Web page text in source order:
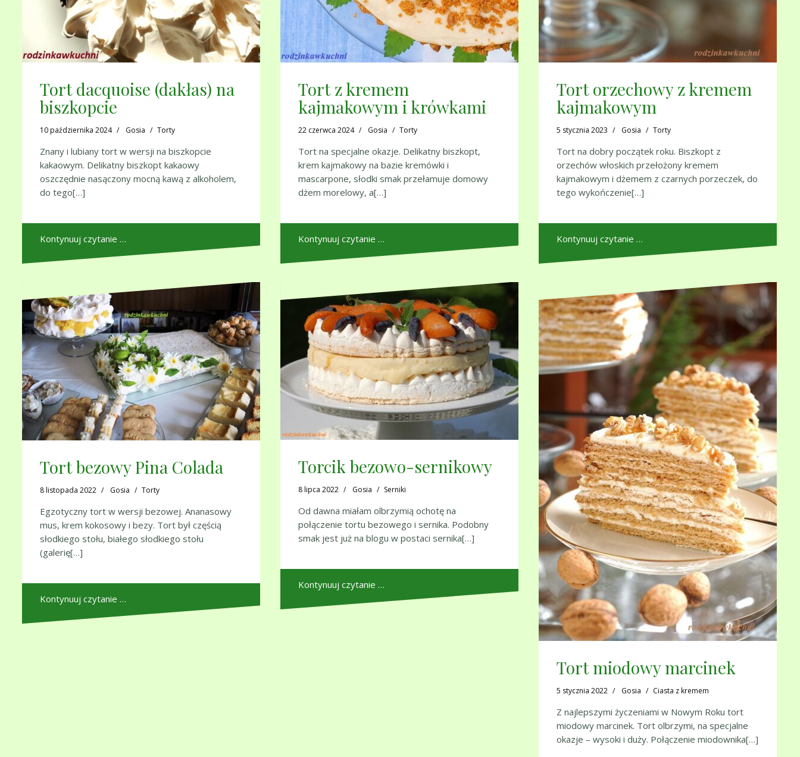
Tort dacquoise (dakłas) na
biszkopcie
10 października 2024 Gosia Torty
Znany i lubiany tort w wersji na biszkopcie
kakaowym. Delikatny biszkopt kakaowy
oszczędnie nasączony mocną kawą z alkoholem,
do tego[…]
Kontynuuj czytanie …
Tort z kremem
kajmakowym i krówkami
22 czerwca 2024 Gosia Torty
Tort na specjalne okazje. Delikatny biszkopt,
krem kajmakowy na bazie kremówki i
mascarpone, słodki smak przełamuje domowy
dżem morelowy, a[…]
Kontynuuj czytanie …
Tort orzechowy z kremem
kajmakowym
5 stycznia 2023 Gosia Torty
Tort na dobry początek roku. Biszkopt z
orzechów włoskich przełożony kremem
kajmakowym i dżemem z czarnych porzeczek, do
tego wykończenie[…]
Kontynuuj czytanie …
Tort bezowy Pina Colada
8 listopada 2022 Gosia Torty
Egzotyczny tort w wersji bezowej. Ananasowy
mus, krem kokosowy i bezy. Tort był częścią
słodkiego stołu, białego słodkiego stołu
(galerię[…]
Kontynuuj czytanie …
Torcik bezowo-sernikowy
8 lipca 2022 Gosia Serniki
Od dawna miałam olbrzymią ochotę na
połączenie tortu bezowego i sernika. Podobny
smak jest już na blogu w postaci sernika[…]
Kontynuuj czytanie …
Tort miodowy marcinek
5 stycznia 2022 Gosia Ciasta z kremem
Z najlepszymi życzeniami w Nowym Roku tort
miodowy marcinek. Tort olbrzymi, na specjalne
okazje – wysoki i duży. Połączenie miodownika[…]